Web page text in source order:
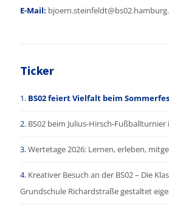
E-Mail:
Ticker
BS02 feiert Vielfalt beim
BS02 beim Julius-Hirsch-
Wertetage 2026: Lernen, erleben,
Kreativer Besuch an der BS02 – Die
Grundschule Richardstraße gestaltet